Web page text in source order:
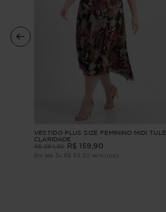
VESTIDO PLUS SIZE FEMININO MIDI TULE
CLARIDADE
R$ 294,90 R$ 159 90
Em até 3x R$ 53 30 sem juros